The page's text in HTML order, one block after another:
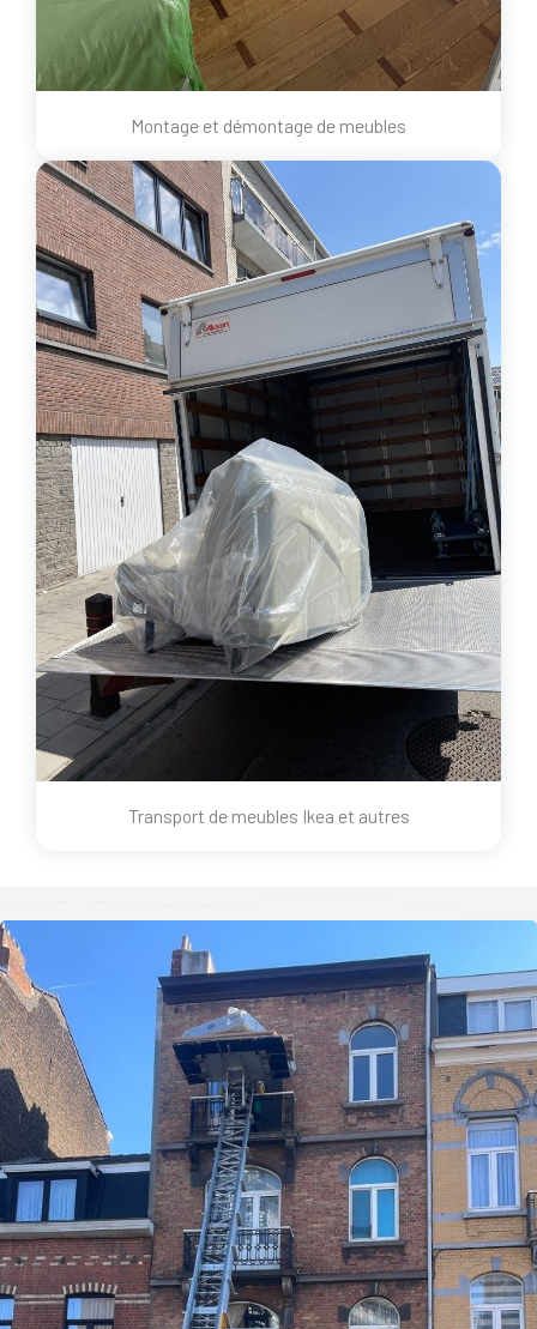
Montage et démontage de meubles
Transport de meubles Ikea et autres